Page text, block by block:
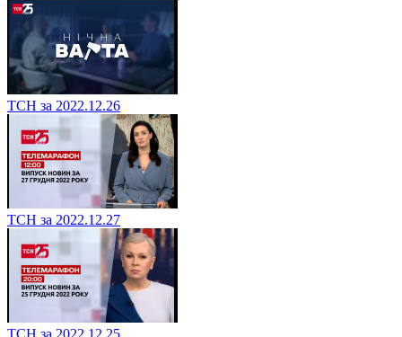
ТСН за 2022.12.26
ТСН за 2022.12.27
ТСН за 2022.12.25